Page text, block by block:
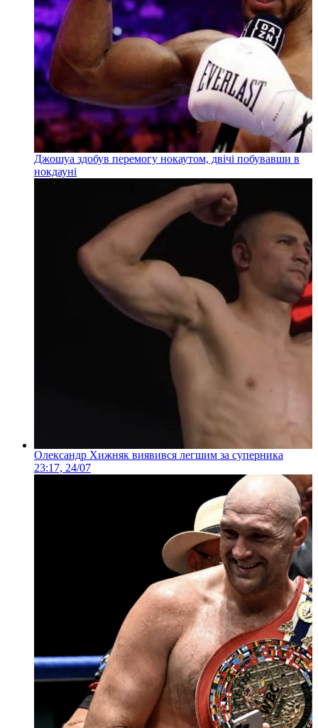
Джошуа здобув перемогу нокаутом, двічі побувавши в
нокдауні
Олександр Хижняк виявився легшим за суперника
23:17, 24/07